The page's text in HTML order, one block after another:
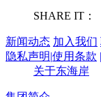
SHARE IT：
新闻动态 加入我们
隐私声明|使用条款 |
关于东海岸